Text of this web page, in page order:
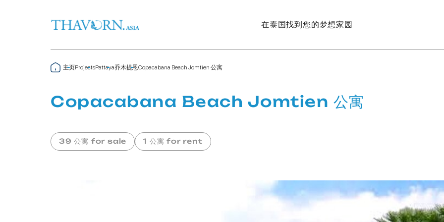
在泰国找到您的梦想家园
主页ProjectsPattaya乔木提恩Copacabana Beach Jomtien 公寓
Copacabana Beach Jomtien 公寓
39 公寓 for sale 1 公寓 for rent